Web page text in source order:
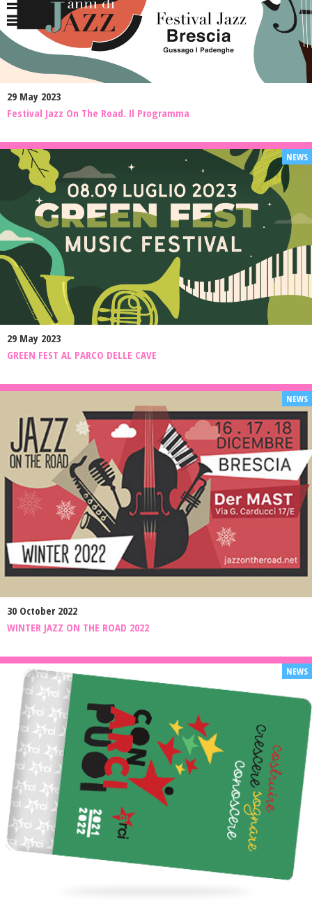
29 May 2023
Festival Jazz On The Road. Il Programma
29 May 2023
GREEN FEST AL PARCO DELLE CAVE
30 October 2022
WINTER JAZZ ON THE ROAD 2022